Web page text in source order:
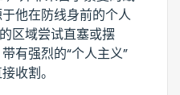
他在防线身前的个人
区域尝试直塞或摆
有强烈的“个人主义”
收割。